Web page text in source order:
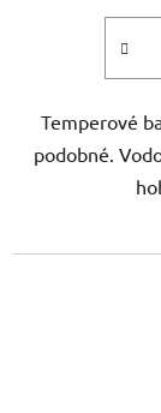
Temperové
podobné.